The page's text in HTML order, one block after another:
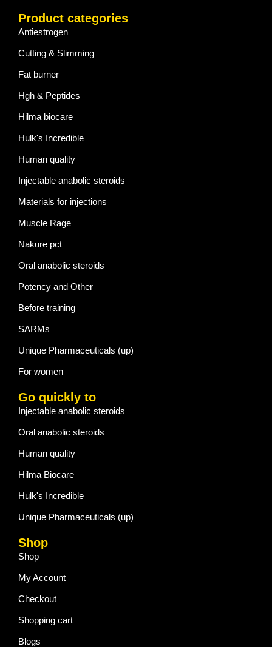
Product categories
Antiestrogen
Cutting & Slimming
Fat burner
Hgh & Peptides
Hilma biocare
Hulk's Incredible
Human quality
Injectable anabolic steroids
Materials for injections
Muscle Rage
Nakure pct
Oral anabolic steroids
Potency and Other
Before training
SARMs
Unique Pharmaceuticals (up)
For women
Go quickly to
Injectable anabolic steroids
Oral anabolic steroids
Human quality
Hilma Biocare
Hulk's Incredible
Unique Pharmaceuticals (up)
Shop
Shop
My Account
Checkout
Shopping cart
Blogs